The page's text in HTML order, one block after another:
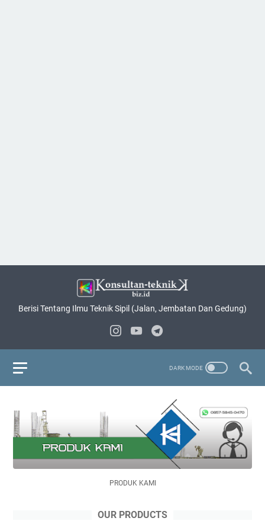
Berisi Tentang Ilmu Teknik Sipil (Jalan, Jembatan Dan Gedung)
PRODUK KAMI
OUR PRODUCTS